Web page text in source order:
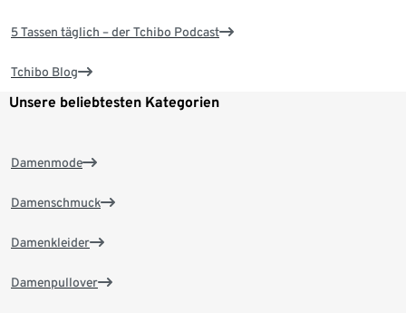
5 Tassen täglich – der Tchibo Podcast
Tchibo Blog
Unsere beliebtesten Kategorien
Damenmode
Damenschmuck
Damenkleider
Damenpullover